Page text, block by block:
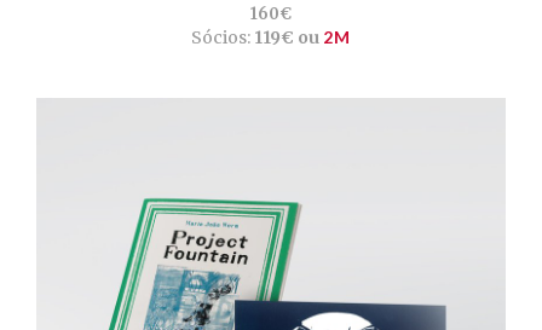
160€
Sócios: 119€ ou 2M